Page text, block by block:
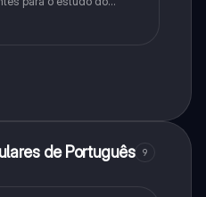
de Português 9